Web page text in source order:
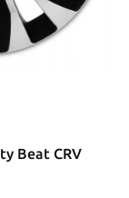
Beat CRV